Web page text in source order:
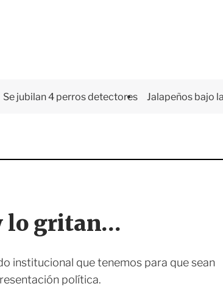
Se jubilan 4 perros detectores Jalapeños bajo
lo gritan…
institucional que tenemos para que sean
política.